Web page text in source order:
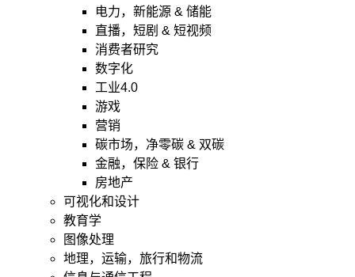
电力，新能源 & 储能
直播，短剧 & 短视频
消费者研究
数字化
工业4.0
游戏
营销
碳市场，净零碳 & 双碳
金融，保险 & 银行
房地产
可视化和设计
教育学
图像处理
地理，运输，旅行和物流